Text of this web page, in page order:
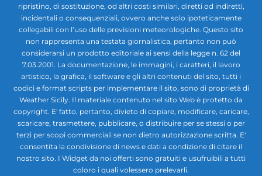
ripristino, di sostituzione, od altri costi similari, diretti od indiretti,
incidentali o consequenziali, ovvero anche solo ipoteticamente
collegabili con l’uso delle previsioni meteorologiche. Questo sito
non rappresenta una testata giornalistica, pertanto non può
considerarsi un prodotto editoriale ai sensi della legge n. 62 del
7.03.2001. La documentazione, le immagini, i caratteri, il lavoro
artistico, la grafica, il software e gli altri contenuti del sito, tutti i
codici e format scripts per implementare il sito, sono di proprietà di
Weather Sicily. Il materiale contenuto nel sito Web è protetto da
copyright. E' fatto, pertanto, divieto di copiare, modificare, caricare,
scaricare, trasmettere, pubblicare, o distribuire per se stessi o per
terzi per scopi commerciali se non dietro autorizzazione scritta. E'
consentita la condivisione di news e dati a condizione di citare il
nostro sito. I Widget da noi offerti sono gratuiti e usufruibili a tutti
coloro i quali volessero prelevarli.